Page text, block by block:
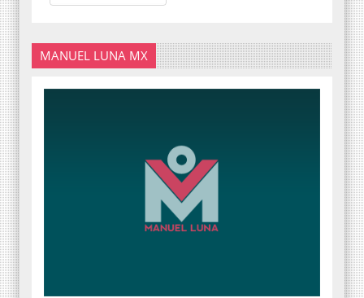
MANUEL LUNA MX